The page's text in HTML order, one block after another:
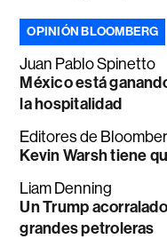
OPINIÓN BLOOMBERG
Juan Pablo Spinetto
México está
la hospitalidad
Editores de
Kevin Warsh tiene
Liam Denning
Un Trump
grandes petroleras